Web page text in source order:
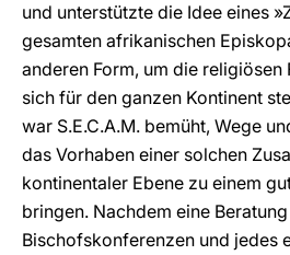
und unterstützte die Idee eines
gesamten afrikanischen
anderen Form, um die
sich für den ganzen Kontinent
war S.E.C.A.M. bemüht, Wege
das Vorhaben einer solchen
kontinentaler Ebene zu einem
bringen. Nachdem eine
Bischofskonferenzen und jedes